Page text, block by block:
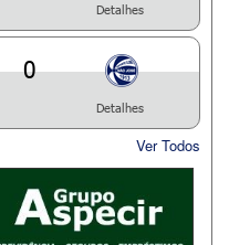
Detalhes
0
Detalhes
Ver Todos